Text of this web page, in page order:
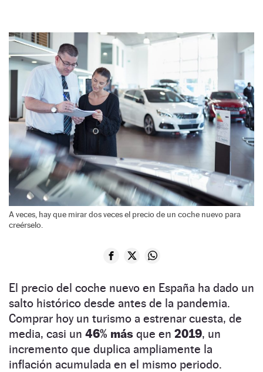
A veces, hay que mirar dos veces el precio de un coche nuevo para
creérselo.
El precio del coche nuevo en España ha dado un
salto histórico desde antes de la pandemia.
Comprar hoy un turismo a estrenar cuesta, de
media, casi un 46% más que en 2019, un
incremento que duplica ampliamente la
inflación acumulada en el mismo periodo.